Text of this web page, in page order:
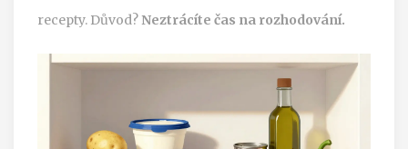
recepty. Důvod?Neztrácíte čas na rozhodování.